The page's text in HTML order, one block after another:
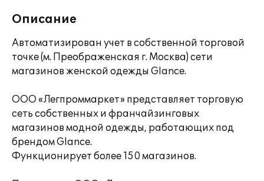
Описание
Автоматизирован учет в собственной торговой
точке (м. Преображенская г. Москва) сети
магазинов женской одежды Glance.
ООО «Легпроммаркет» представляет торговую
сеть собственных и франчайзинговых
магазинов модной одежды, работающих под
брендом Glance.
Функционирует более 150 магазинов.